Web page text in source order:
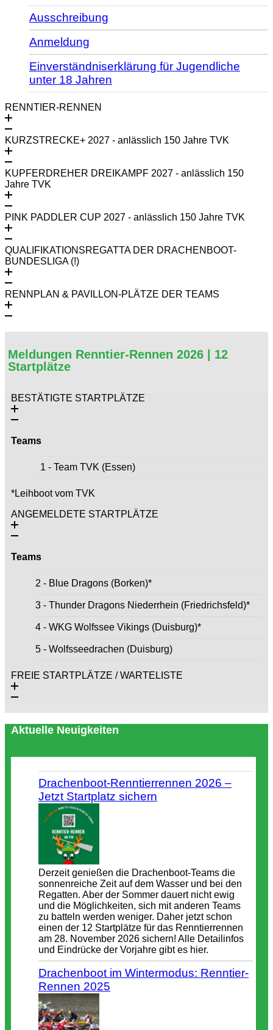
Ausschreibung
Anmeldung
Einverständniserklärung für Jugendliche
unter 18 Jahren
RENNTIER-RENNEN
KURZSTRECKE+ 2027 - anlässlich 150 Jahre TVK
KUPFERDREHER DREIKAMPF 2027 - anlässlich 150
Jahre TVK
PINK PADDLER CUP 2027 - anlässlich 150 Jahre TVK
QUALIFIKATIONSREGATTA DER DRACHENBOOT-
BUNDESLIGA (!)
RENNPLAN & PAVILLON-PLÄTZE DER TEAMS
Meldungen Renntier-Rennen 2026 | 12
Startplätze
BESTÄTIGTE STARTPLÄTZE
Teams
1 - Team TVK (Essen)
*Leihboot vom TVK
ANGEMELDETE STARTPLÄTZE
Teams
2 - Blue Dragons (Borken)*
3 - Thunder Dragons Niederrhein (Friedrichsfeld)*
4 - WKG Wolfssee Vikings (Duisburg)*
5 - Wolfsseedrachen (Duisburg)
FREIE STARTPLÄTZE / WARTELISTE
Aktuelle Neuigkeiten
Drachenboot-Renntierrennen 2026 –
Jetzt Startplatz sichern
Derzeit genießen die Drachenboot-Teams die
sonnenreiche Zeit auf dem Wasser und bei den
Regatten. Aber der Sommer dauert nicht ewig
und die Möglichkeiten, sich mit anderen Teams
zu batteln werden weniger. Daher jetzt schon
einen der 12 Startplätze für das Renntierrennen
am 28. November 2026 sichern! Alle Detailinfos
und Eindrücke der Vorjahre gibt es hier.
Drachenboot im Wintermodus: Renntier-
Rennen 2025